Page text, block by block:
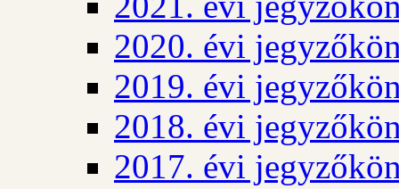
2020. évi
2019. évi
2018. évi
2017. évi